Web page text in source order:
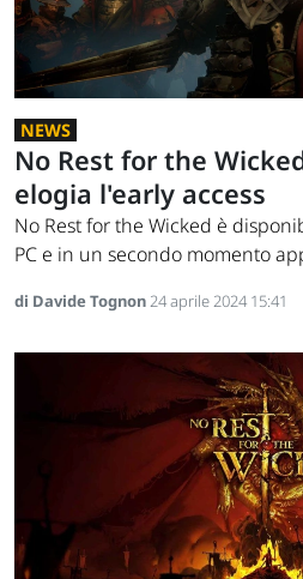
NEWS
No Rest for the
elogia l'early access
No Rest for the Wicked è
PC e in un secondo momento
di Davide Tognon24 aprile 2024 15:41